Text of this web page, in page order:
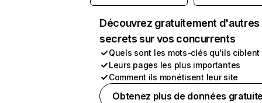
Découvrez gratuitement d'autres
secrets sur vos concurrents
Quels sont les mots-clés qu'ils ciblent
Leurs pages les plus importantes
Comment ils monétisent leur site
Obtenez plus de données